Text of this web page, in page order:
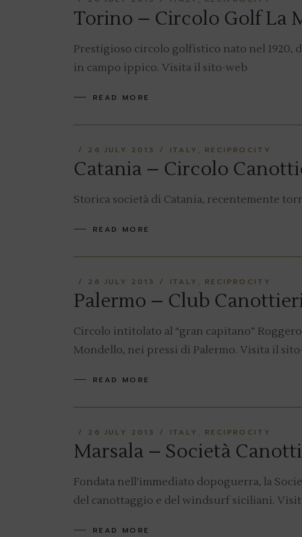
Torino – Circolo Golf La
Prestigioso circolo golfistico nato nel 1920,
in campo ippico. Visita il sito-web
READ MORE
26 JULY 2013 ITALY RECIPROCITY
Catania – Circolo
Storica società di Catania, recentemente
READ MORE
26 JULY 2013 ITALY RECIPROCITY
Palermo – Club
Circolo intitolato al “gran capitano”
Mondello, nei pressi di Palermo. Visita il
READ MORE
26 JULY 2013 ITALY RECIPROCITY
Marsala – Società
Fondata nell’immediato dopoguerra, la
del canottaggio e del windsurf siciliani.
READ MORE